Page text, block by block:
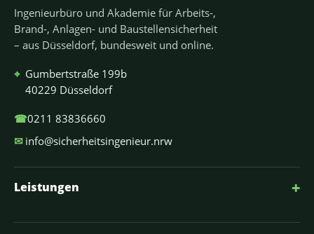
Ingenieurbüro und Akademie für Arbeits-,
Brand-, Anlagen- und Baustellensicherheit
– aus Düsseldorf, bundesweit und online.
⌖ Gumbertstraße 199b
40229 Düsseldorf
☎0211 83836660
✉ info@sicherheitsingenieur.nrw
Leistungen +